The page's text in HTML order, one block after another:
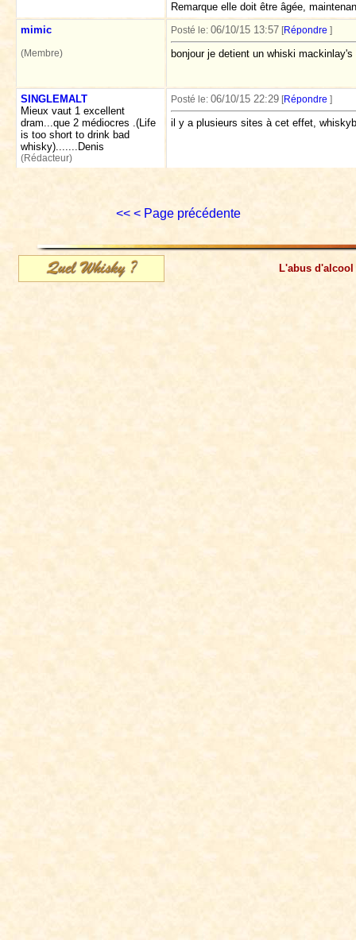
Remarque elle doit être âgée,
mimic
(Membre)
Posté le: 06/10/15 13:57 [Répondre ]
bonjour je detient un whiski
SINGLEMALT
Mieux vaut 1 excellent
dram...que 2 médiocres .(Life
is too short to drink bad
whisky).......Denis
(Rédacteur)
Posté le: 06/10/15 22:29 [Répondre ]
il y a plusieurs sites à cet effet,
<< < Page précédente
L'abus